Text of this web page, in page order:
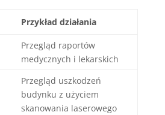
Przykład działania
Przegląd raportów
medycznych i lekarskich
Przegląd uszkodzeń
budynku z użyciem
skanowania laserowego